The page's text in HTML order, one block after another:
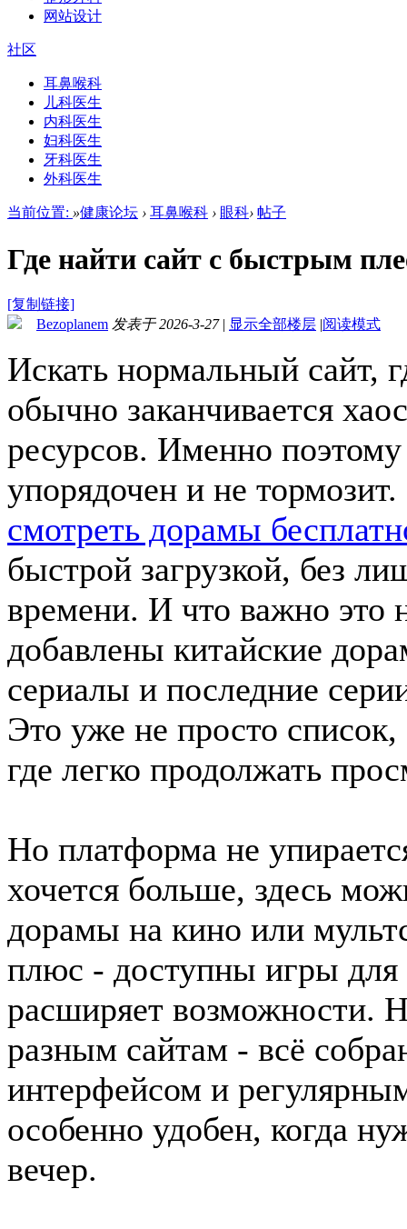
网站设计
社区
耳鼻喉科
儿科医生
内科医生
妇科医生
牙科医生
外科医生
当前位置: »健康论坛 › 耳鼻喉科 › 眼科› 帖子
Где найти сайт с быстрым
[复制链接]
Bezoplanem 发表于 2026-3-27 | 显示全部楼层 |阅读模式
Искать нормальный сайт,
обычно заканчивается
ресурсов. Именно поэтому
упорядочен и не
смотреть дорамы
быстрой загрузкой, без
времени. И что важно это
добавлены китайские
сериалы и последние
Это уже не просто
где легко продолжать
Но платформа не
хочется больше, здесь
дорамы на кино или
плюс - доступны игры для
расширяет возможности.
разным сайтам - всё
интерфейсом и
особенно удобен, когда
вечер.